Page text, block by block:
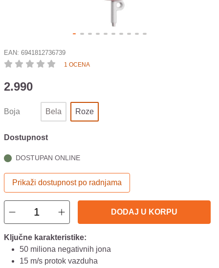
EAN: 6941812736739
1 OCENA
2.990
Boja Bela Roze
Dostupnost
DOSTUPAN ONLINE
Prikaži dostupnost po radnjama
DODAJ U KORPU
Ključne karakteristike:
50 miliona negativnih jona
15 m/s protok vazduha